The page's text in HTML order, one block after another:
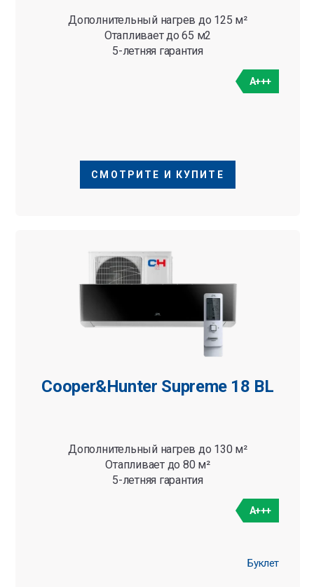
Дополнительный нагрев до 125 м²
Отапливает до 65 м2
5-летняя гарантия
A+++
СМОТРИТЕ И КУПИТЕ
Cooper&Hunter Supreme 18 BL
Дополнительный нагрев до 130 м²
Отапливает до 80 м²
5-летняя гарантия
A+++
Буклет